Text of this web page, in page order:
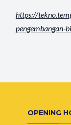
https://
pengembangan-
OPENING